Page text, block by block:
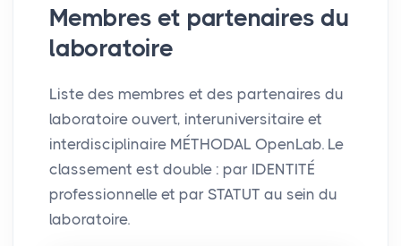
Membres et partenaires du
laboratoire
Liste des membres et des partenaires du
laboratoire ouvert, interuniversitaire et
interdisciplinaire MÉTHODAL OpenLab. Le
classement est double : par IDENTITÉ
professionnelle et par STATUT au sein du
laboratoire.